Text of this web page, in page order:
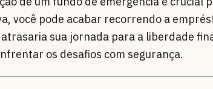
você pode acabar recorrendo a
sua jornada para a liberdade
os desafios com segurança.